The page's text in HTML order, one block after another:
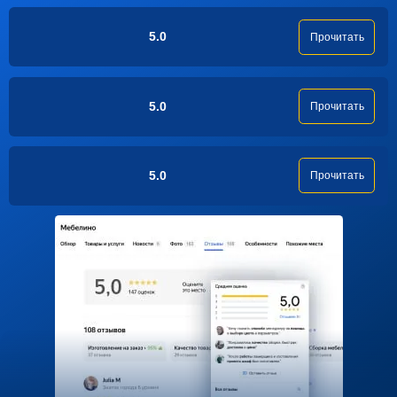
5.0 Прочитать
5.0 Прочитать
5.0 Прочитать